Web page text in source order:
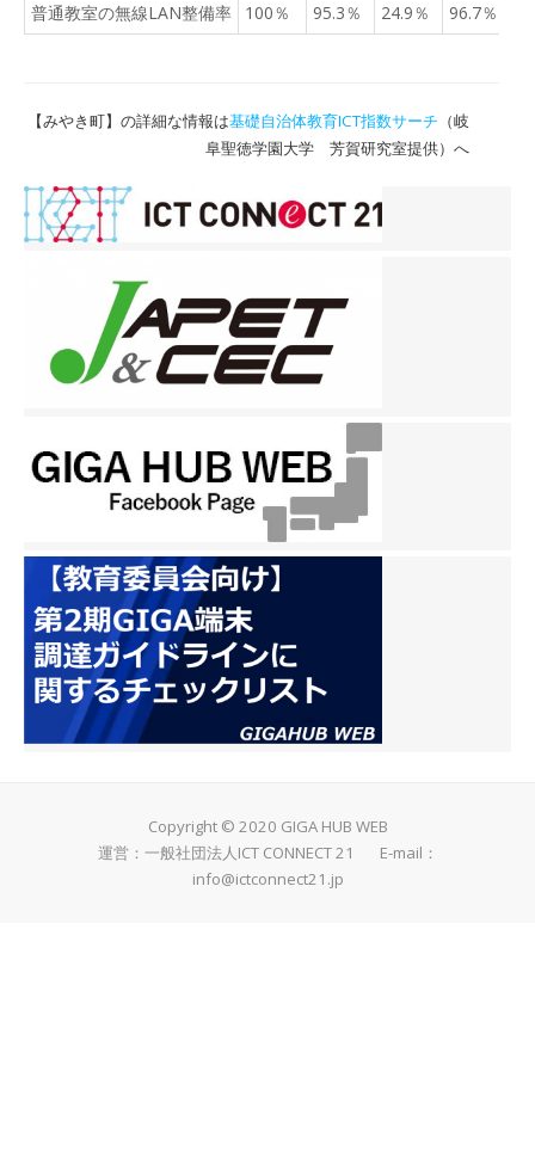
普通教室の無線LAN整備率
100％ 95.3％ 24.9％ 96.7％
【みやき町】の詳細な情報は基礎自治体教育ICT指数サーチ （岐
阜聖徳学園大学 芳賀研究室提供）へ
Copyright © 2020 GIGA HUB WEB
運営：一般社団法人ICT CONNECT 21 E-mail：
info@ictconnect21.jp